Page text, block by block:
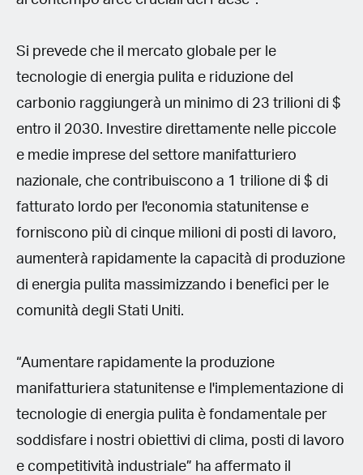
Si prevede che il mercato globale per le
tecnologie di energia pulita e riduzione del
carbonio raggiungerà un minimo di 23 trilioni di $
entro il 2030. Investire direttamente nelle piccole
e medie imprese del settore manifatturiero
nazionale, che contribuiscono a 1 trilione di $ di
fatturato lordo per l'economia statunitense e
forniscono più di cinque milioni di posti di lavoro,
aumenterà rapidamente la capacità di produzione
di energia pulita massimizzando i benefici per le
comunità degli Stati Uniti.
“Aumentare rapidamente la produzione
manifatturiera statunitense e l'implementazione di
tecnologie di energia pulita è fondamentale per
soddisfare i nostri obiettivi di clima, posti di lavoro
e competitività industriale” ha affermato il